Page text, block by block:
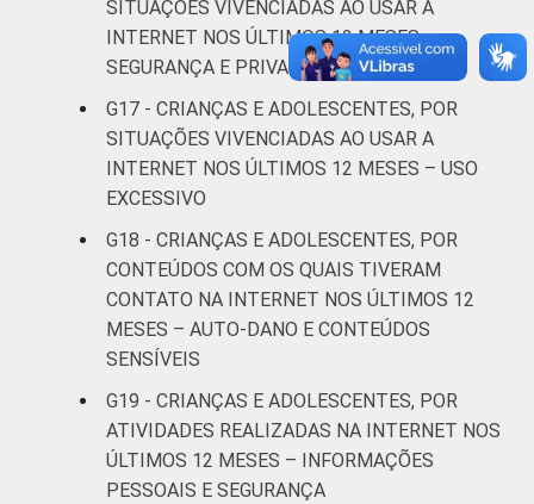
Mais de 3
SM
Não tem
renda
Não sabe 16
Não
respondeu
3
CLASSE
SOCIAL
C 8
DE
SITUAÇÕES VIVENCIADAS AO USAR A
INTERNET NOS ÚLTIMOS 12 MESES –
SEGURANÇA E PRIVACIDADE
G17 - CRIANÇAS E ADOLESCENTES, POR
SITUAÇÕES VIVENCIADAS AO USAR A
INTERNET NOS ÚLTIMOS 12 MESES – USO
EXCESSIVO
G18 - CRIANÇAS E ADOLESCENTES, POR
CONTEÚDOS COM OS QUAIS TIVERAM
CONTATO NA INTERNET NOS ÚLTIMOS 12
MESES – AUTO-DANO E CONTEÚDOS
SENSÍVEIS
G19 - CRIANÇAS E ADOLESCENTES, POR
ATIVIDADES REALIZADAS NA INTERNET NOS
ÚLTIMOS 12 MESES – INFORMAÇÕES
PESSOAIS E SEGURANÇA